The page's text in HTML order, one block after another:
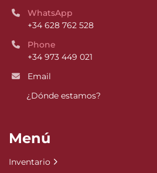
WhatsApp
+34 628 762 528
Phone
+34 973 449 021
Email
¿Dónde estamos?
Menú
Inventario